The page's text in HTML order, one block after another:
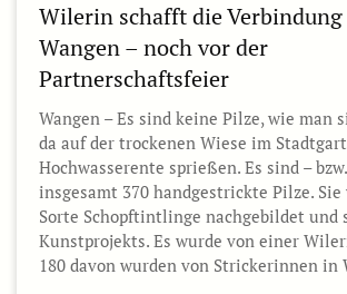
Wilerin schafft die Verbindung
Wangen – noch vor der
Partnerschaftsfeier
Wangen – Es sind keine Pilze, wie man
da auf der trockenen Wiese im
Hochwasserente sprießen. Es sind –
insgesamt 370 handgestrickte Pilze.
Sorte Schopftintlinge nachgebildet und
Kunstprojekts. Es wurde von einer
180 davon wurden von Strickerinnen in